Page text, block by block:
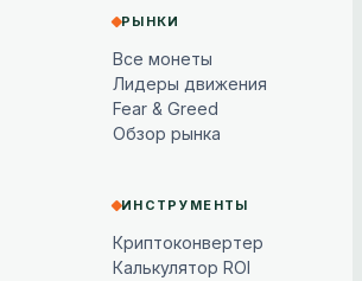
РЫНКИ
Все монеты
Лидеры движения
Fear & Greed
Обзор рынка
ИНСТРУМЕНТЫ
Криптоконвертер
Калькулятор ROI